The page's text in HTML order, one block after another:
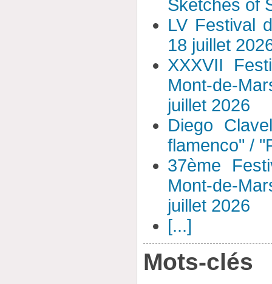
Sketches of
LV Festival
18 juillet
XXXVII
Mont-de-
juillet 2026
Diego
flamenco" /
37ème
Mont-de-
juillet 2026
[...]
Mots-clés